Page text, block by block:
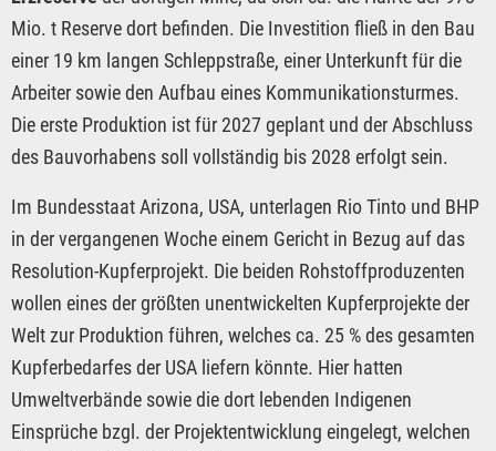
Mio. t Reserve dort befinden. Die Investition fließ in den Bau
einer 19 km langen Schleppstraße, einer Unterkunft für die
Arbeiter sowie den Aufbau eines Kommunikationsturmes.
Die erste Produktion ist für 2027 geplant und der Abschluss
des Bauvorhabens soll vollständig bis 2028 erfolgt sein.
Im Bundesstaat Arizona, USA, unterlagen Rio Tinto und BHP
in der vergangenen Woche einem Gericht in Bezug auf das
Resolution-Kupferprojekt. Die beiden Rohstoffproduzenten
wollen eines der größten unentwickelten Kupferprojekte der
Welt zur Produktion führen, welches ca. 25 % des gesamten
Kupferbedarfes der USA liefern könnte. Hier hatten
Umweltverbände sowie die dort lebenden Indigenen
Einsprüche bzgl. der Projektentwicklung eingelegt, welchen